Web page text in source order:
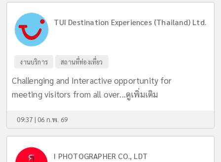
TUI Destination Experiences (Thailand) Ltd.
งานบริการ สถานที่ท่องเที่ยว
Challenging and Interactive opportunity for
meeting visitors from all over...ดูเพิ่มเติม
09:37 | 06 ก.พ. 69
I PHOTOGRAPHER CO., LDT